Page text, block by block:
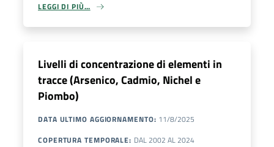
LEGGI DI PIÙ…
Livelli di concentrazione di elementi in
tracce (Arsenico, Cadmio, Nichel e
Piombo)
DATA ULTIMO AGGIORNAMENTO: 11/8/2025
COPERTURA TEMPORALE: DAL 2002 AL 2024